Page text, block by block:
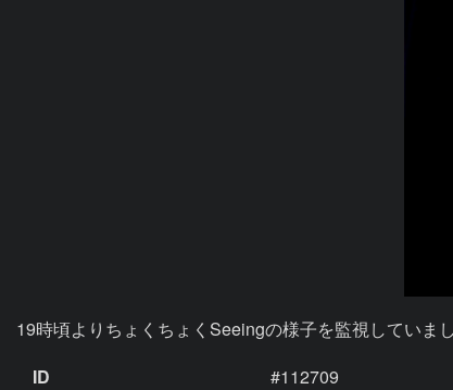
19時頃よりちょくちょくSeeingの様子を監視していま
ID
#112709